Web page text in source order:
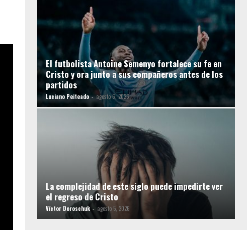
El futbolista Antoine Semenyo fortalece su fe en
Cristo y ora junto a sus compañeros antes de los
partidos
Luciano Peiteado - agosto 6, 2026
La complejidad de este siglo puede impedirte ver
el regreso de Cristo
Víctor Doroschuk - agosto 5, 2026